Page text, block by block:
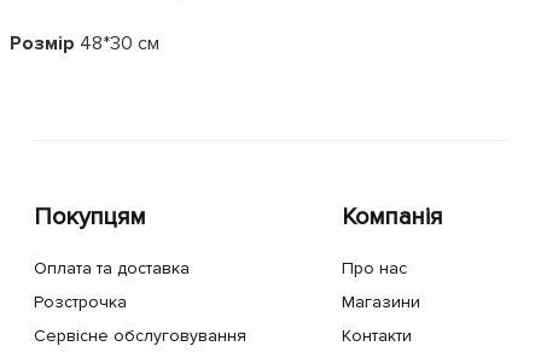
Розмір 48*30 см
Покупцям
Оплата та доставка
Розстрочка
Сервісне обслуговування
Компанія
Про нас
Магазини
Контакти